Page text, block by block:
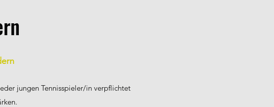
jungen Tennisspieler/in verpflichtet